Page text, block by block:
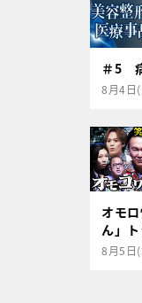
＃5
8月4日
オモ
ん」
8月5日